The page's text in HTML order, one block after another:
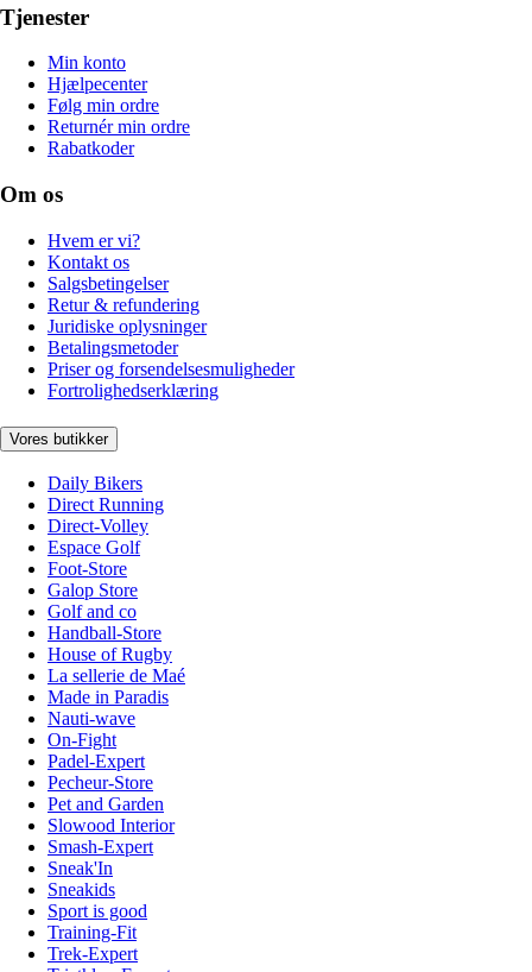
Tjenester
Min konto
Hjælpecenter
Følg min ordre
Returnér min ordre
Rabatkoder
Om os
Hvem er vi?
Kontakt os
Salgsbetingelser
Retur & refundering
Juridiske oplysninger
Betalingsmetoder
Priser og forsendelsesmuligheder
Fortrolighedserklæring
Vores butikker
Daily Bikers
Direct Running
Direct-Volley
Espace Golf
Foot-Store
Galop Store
Golf and co
Handball-Store
House of Rugby
La sellerie de Maé
Made in Paradis
Nauti-wave
On-Fight
Padel-Expert
Pecheur-Store
Pet and Garden
Slowood Interior
Smash-Expert
Sneak'In
Sneakids
Sport is good
Training-Fit
Trek-Expert